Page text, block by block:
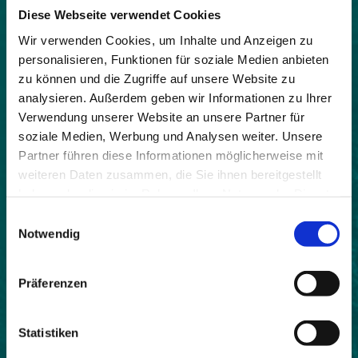
Diese Webseite verwendet Cookies
Wir verwenden Cookies, um Inhalte und Anzeigen zu
personalisieren, Funktionen für soziale Medien anbieten
zu können und die Zugriffe auf unsere Website zu
analysieren. Außerdem geben wir Informationen zu Ihrer
Verwendung unserer Website an unsere Partner für
soziale Medien, Werbung und Analysen weiter. Unsere
Partner führen diese Informationen möglicherweise mit
weiteren Daten zusammen, die Sie ihnen bereitgestellt
Notwendig
Präferenzen
Statistiken
Lebensqualität im Alpenraum,
Naturschutz und Landschaftspflege,
Soziale Handlungsfähigkeit,
Landwirtschaft und Ernährung
Datum:
20.09.2019 08:30 – 21.09.2019 12:00
Kontakt:
Stefanie Bauer, +49 8642 6531
Die Fachtagung des Gemeindenetzwerks „Allianz in
den Alpen“ findet am 20. und 21. September 2019 in